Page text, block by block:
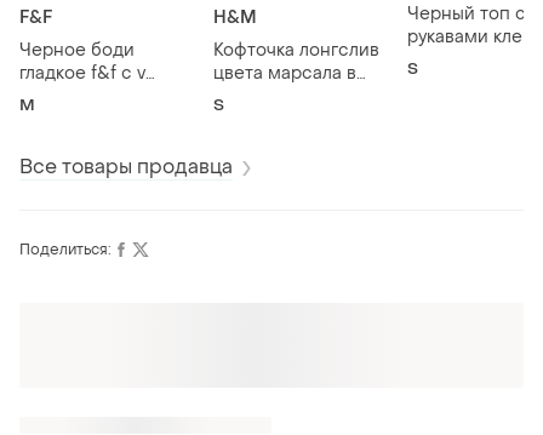
F&F
Черное боди
гладкое f&f с v
образным вырезом
M
H&M
Кофточка лонгслив
цвета марсала в
корсетном стиле
S
Черный топ с
рукавами клеш
S
Все товары продавца
Поделиться: